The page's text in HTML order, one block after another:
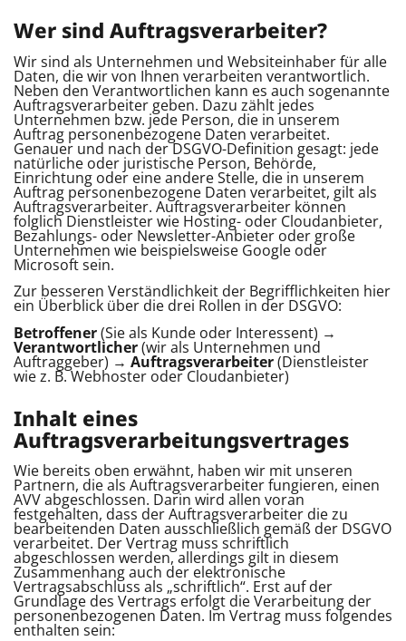
Wer sind Auftragsverarbeiter?
Wir sind als Unternehmen und Websiteinhaber für alle
Daten, die wir von Ihnen verarbeiten verantwortlich.
Neben den Verantwortlichen kann es auch sogenannte
Auftragsverarbeiter geben. Dazu zählt jedes
Unternehmen bzw. jede Person, die in unserem
Auftrag personenbezogene Daten verarbeitet.
Genauer und nach der DSGVO-Definition gesagt: jede
natürliche oder juristische Person, Behörde,
Einrichtung oder eine andere Stelle, die in unserem
Auftrag personenbezogene Daten verarbeitet, gilt als
Auftragsverarbeiter. Auftragsverarbeiter können
folglich Dienstleister wie Hosting- oder Cloudanbieter,
Bezahlungs- oder Newsletter-Anbieter oder große
Unternehmen wie beispielsweise Google oder
Microsoft sein.
Zur besseren Verständlichkeit der Begrifflichkeiten hier
ein Überblick über die drei Rollen in der DSGVO:
Betroffener(Sie als Kunde oder Interessent) →
Verantwortlicher(wir als Unternehmen und
Auftraggeber) → Auftragsverarbeiter(Dienstleister
wie z. B. Webhoster oder Cloudanbieter)
Inhalt eines
Auftragsverarbeitungsvertrages
Wie bereits oben erwähnt, haben wir mit unseren
Partnern, die als Auftragsverarbeiter fungieren, einen
AVV abgeschlossen. Darin wird allen voran
festgehalten, dass der Auftragsverarbeiter die zu
bearbeitenden Daten ausschließlich gemäß der DSGVO
verarbeitet. Der Vertrag muss schriftlich
abgeschlossen werden, allerdings gilt in diesem
Zusammenhang auch der elektronische
Vertragsabschluss als „schriftlich“. Erst auf der
Grundlage des Vertrags erfolgt die Verarbeitung der
personenbezogenen Daten. Im Vertrag muss folgendes
enthalten sein: